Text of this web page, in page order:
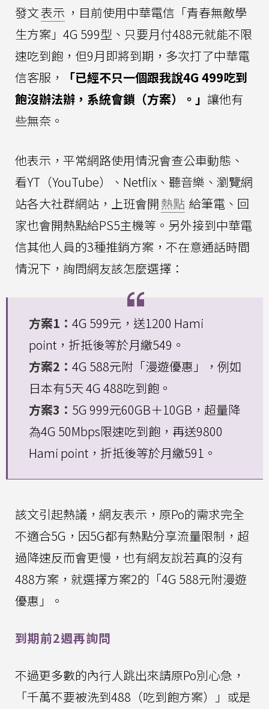
發文表示 ，目前使用中華電信「青春無敵學
生方案」4G 599型、只要月付488元就能不限
速吃到飽，但9月即將到期，多次打了中華電
信客服，
「已經不只一個跟我說4G 499吃到
飽沒辦法辦，系統會鎖（方案）。」 讓他有
些無奈。
他表示，平常網路使用情況會查公車動態、
看YT（YouTube）、Netflix、聽音樂、瀏覽網
站各大社群網站，上班會開熱點 給筆電、回
家也會開熱點給PS5主機等。另外接到中華電
信其他人員的3種推銷方案，不在意通話時間
情況下，詢問網友該怎麼選擇：
方案1： 4G 599元，送1200 Hami
point，折抵後等於月繳549。
方案2： 4G 588元附「漫遊優惠」，例如
日本有5天 4G 488吃到飽。
方案3： 5G 999元60GB＋10GB，超量降
為4G 50Mbps限速吃到飽，再送9800
Hami point，折抵後等於月繳591。
該文引起熱議，網友表示，原Po的需求完全
不適合5G，因5G都有熱點分享流量限制，超
過降速反而會更慢，也有網友說若真的沒有
488方案，就選擇方案2的「4G 588元附漫遊
優惠」。
到期前2週再詢問
不過更多數的內行人跳出來請原Po別心急，
「千萬不要被洗到488（吃到飽方案）」或是